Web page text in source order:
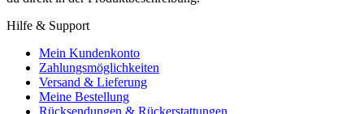
Hilfe & Support
Mein Kundenkonto
Zahlungsmöglichkeiten
Versand & Lieferung
Meine Bestellung